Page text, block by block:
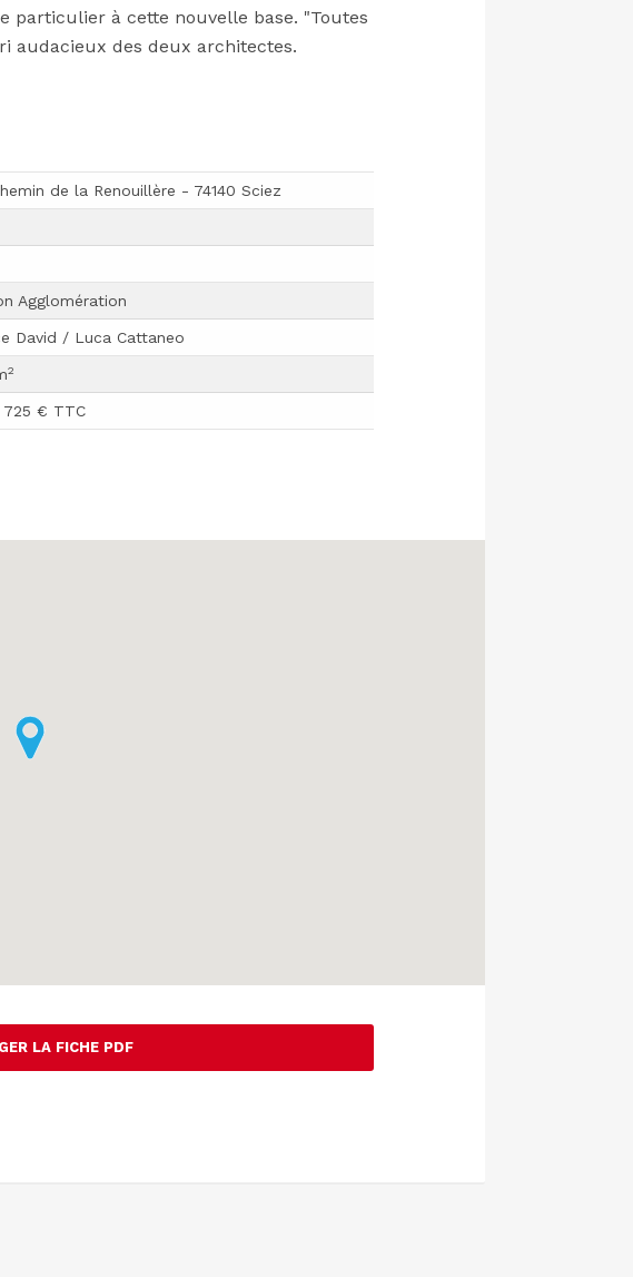
particulier à cette nouvelle base. "Toutes
audacieux des deux architectes.
de la Renouillère - 74140 Sciez
Agglomération
David / Luca Cattaneo
2
725 € TTC
LA FICHE PDF